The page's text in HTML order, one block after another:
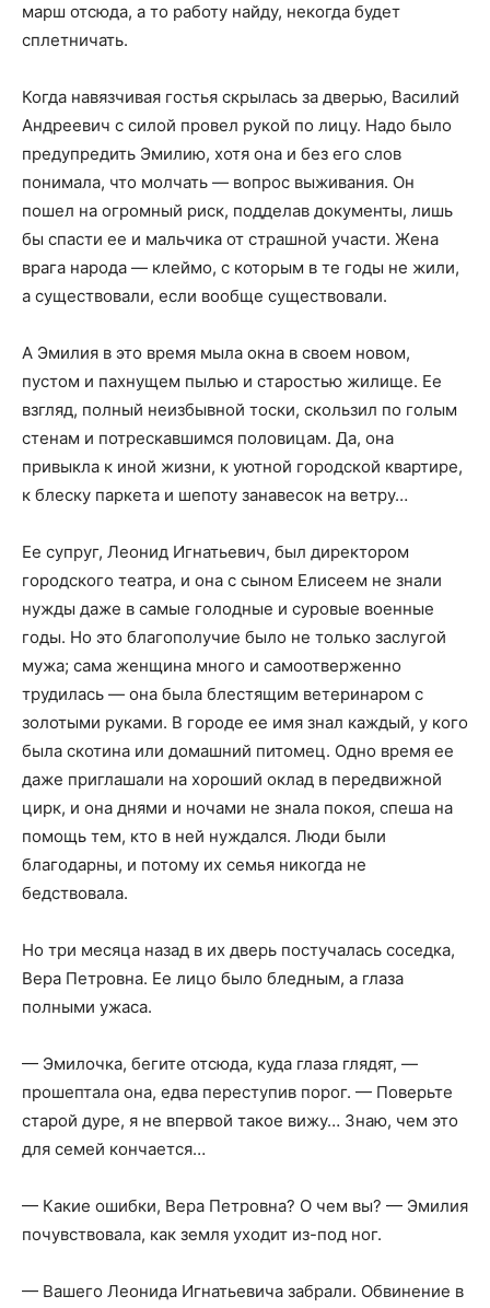
марш отсюда, а то работу найду, некогда будет
сплетничать.
Когда навязчивая гостья скрылась за дверью, Василий
Андреевич с силой провел рукой по лицу. Надо было
предупредить Эмилию, хотя она и без его слов
понимала, что молчать — вопрос выживания. Он
пошел на огромный риск, подделав документы, лишь
бы спасти ее и мальчика от страшной участи. Жена
врага народа — клеймо, с которым в те годы не жили,
а существовали, если вообще существовали.
А Эмилия в это время мыла окна в своем новом,
пустом и пахнущем пылью и старостью жилище. Ее
взгляд, полный неизбывной тоски, скользил по голым
стенам и потрескавшимся половицам. Да, она
привыкла к иной жизни, к уютной городской квартире,
к блеску паркета и шепоту занавесок на ветру…
Ее супруг, Леонид Игнатьевич, был директором
городского театра, и она с сыном Елисеем не знали
нужды даже в самые голодные и суровые военные
годы. Но это благополучие было не только заслугой
мужа; сама женщина много и самоотверженно
трудилась — она была блестящим ветеринаром с
золотыми руками. В городе ее имя знал каждый, у кого
была скотина или домашний питомец. Одно время ее
даже приглашали на хороший оклад в передвижной
цирк, и она днями и ночами не знала покоя, спеша на
помощь тем, кто в ней нуждался. Люди были
благодарны, и потому их семья никогда не
бедствовала.
Но три месяца назад в их дверь постучалась соседка,
Вера Петровна. Ее лицо было бледным, а глаза
полными ужаса.
— Эмилочка, бегите отсюда, куда глаза глядят, —
прошептала она, едва переступив порог. — Поверьте
старой дуре, я не впервой такое вижу… Знаю, чем это
для семей кончается…
— Какие ошибки, Вера Петровна? О чем вы? — Эмилия
почувствовала, как земля уходит из-под ног.
— Вашего Леонида Игнатьевича забрали. Обвинение в